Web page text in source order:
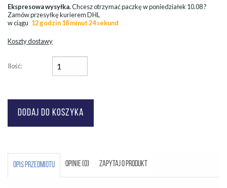
Ekspresowa wysyłka.Chcesz otrzymać paczkę wponiedziałek 10.08?
Zamów przesyłkę kurierem DHL
w ciągu 12 godzin 18 minut 22 sekund
Koszty dostawy
Ilość:
OPIS PRZEDMIOTU OPINIE (0) ZAPYTAJ O PRODUKT